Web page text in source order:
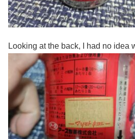
Looking at the back, I had no idea